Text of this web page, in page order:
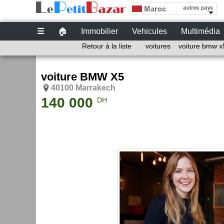
Site de petites Annonces Gratuites au Maroc |
☰ 🏠 Immobilier Vehicules Multimédia
Petites annonces gratuites au Maroc
Retour à la liste voitures voiture bmw
voiture BMW X5
40100 Marrakech
140 000 DH